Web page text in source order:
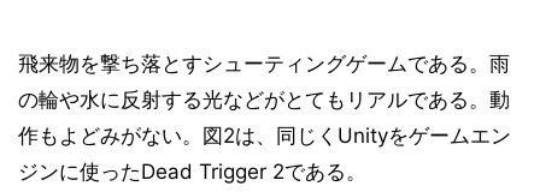
飛来物を撃ち落とすシューティングゲームである。雨
の輪や水に反射する光などがとてもリアルである。動
作もよどみがない。図2は、同じくUnityをゲームエン
ジンに使ったDead Trigger 2である。